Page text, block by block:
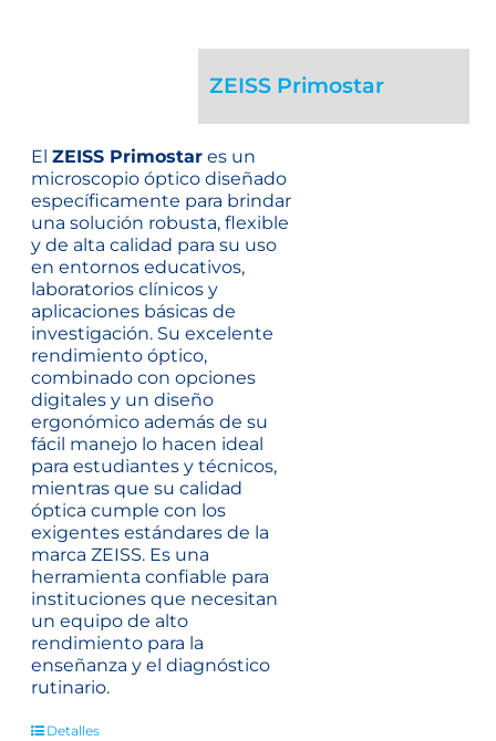
ZEISS Primostar
ElZEISS Primostar es un
microscopio óptico diseñado
específicamente para brindar
una solución robusta, flexible
y de alta calidad para su uso
en entornos educativos,
laboratorios clínicos y
aplicaciones básicas de
investigación. Su excelente
rendimiento óptico,
combinado con opciones
digitales y un diseño
ergonómico además de su
fácil manejo lo hacen ideal
para estudiantes y técnicos,
mientras que su calidad
óptica cumple con los
exigentes estándares de la
marca ZEISS. Es una
herramienta confiable para
instituciones que necesitan
un equipo de alto
rendimiento para la
enseñanza y el diagnóstico
rutinario.
Detalles